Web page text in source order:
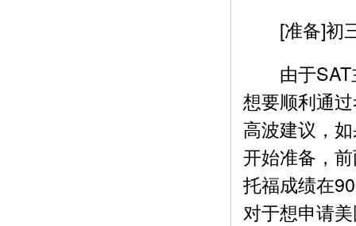
[准备]初三
由于SAT
想要顺利通
高波建议，
开始准备，
托福成绩在
对于想申请